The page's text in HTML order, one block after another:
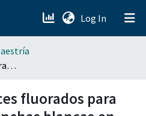
Log In (current)
Eficacia de barnices fluorados para remineralizar manchas blancas en dientes temporales
fluorados para